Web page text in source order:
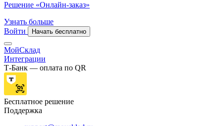
Решение «Онлайн-заказ»
Узнать больше
Войти
Начать бесплатно
МойСклад
Интеграции
Т-Банк — оплата по QR
Бесплатное решение
Поддержка